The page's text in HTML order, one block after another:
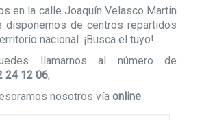
en la calle Joaquín Velasco Martin
disponemos de centros repartidos
nacional. ¡Busca el tuyo!
llamarnos al número de
24 12 06;
nosotros vía online: